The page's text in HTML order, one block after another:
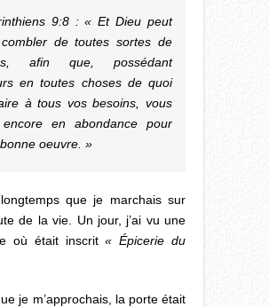
9:8 : « Et Dieu peut
de toutes sortes de
afin que, possédant
en toutes choses de quoi
à tous vos besoins, vous
en abondance pour
oeuvre. »
que je marchais sur
de la vie. Un jour, j’ai vu une
où était inscrit« Épicerie du
je m’approchais, la porte était